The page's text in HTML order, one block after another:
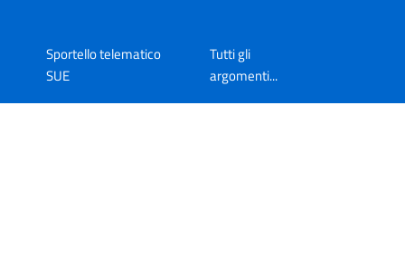
Sportello telematico
SUE
Tutti gli
argomenti...